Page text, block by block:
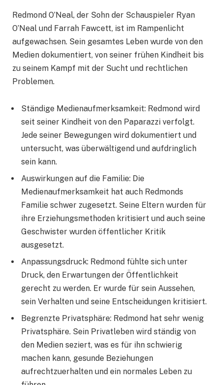
Redmond O’Neal, der Sohn der Schauspieler Ryan
O’Neal und Farrah Fawcett, ist im Rampenlicht
aufgewachsen. Sein gesamtes Leben wurde von den
Medien dokumentiert, von seiner frühen Kindheit bis
zu seinem Kampf mit der Sucht und rechtlichen
Problemen.
Ständige Medienaufmerksamkeit: Redmond wird
seit seiner Kindheit von den Paparazzi verfolgt.
Jede seiner Bewegungen wird dokumentiert und
untersucht, was überwältigend und aufdringlich
sein kann.
Auswirkungen auf die Familie: Die
Medienaufmerksamkeit hat auch Redmonds
Familie schwer zugesetzt. Seine Eltern wurden für
ihre Erziehungsmethoden kritisiert und auch seine
Geschwister wurden öffentlicher Kritik
ausgesetzt.
Anpassungsdruck: Redmond fühlte sich unter
Druck, den Erwartungen der Öffentlichkeit
gerecht zu werden. Er wurde für sein Aussehen,
sein Verhalten und seine Entscheidungen kritisiert.
Begrenzte Privatsphäre: Redmond hat sehr wenig
Privatsphäre. Sein Privatleben wird ständig von
den Medien seziert, was es für ihn schwierig
machen kann, gesunde Beziehungen
aufrechtzuerhalten und ein normales Leben zu